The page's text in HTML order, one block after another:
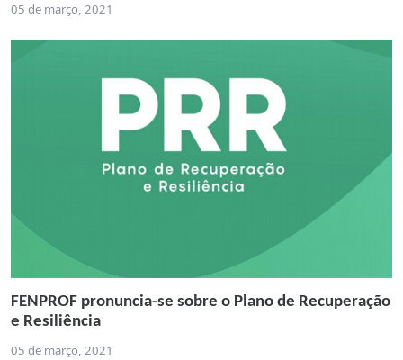
05 de março, 2021
FENPROF pronuncia-se sobre o Plano de Recuperação
e Resiliência
05 de março, 2021